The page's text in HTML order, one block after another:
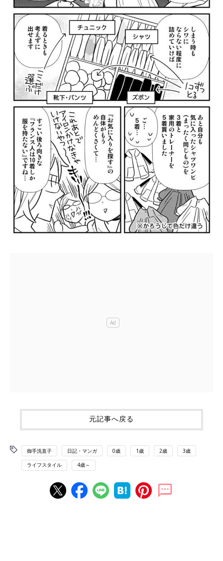
元記事へ戻る
御手洗直子 日記・マンガ 0歳 1歳 2歳 3歳
ライフスタイル 4歳～